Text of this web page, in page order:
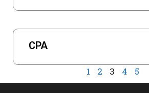
CPA
1 2 3 4 5